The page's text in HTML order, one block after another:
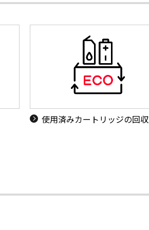
使用済みカートリッジの回収